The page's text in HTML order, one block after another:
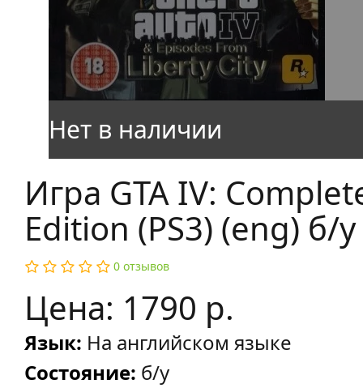
Игра GTA IV:
Edition (PS3) (eng) б/у
0 отзывов
Цена: 1790 р.
Язык: На английском языке
Состояние: б/у